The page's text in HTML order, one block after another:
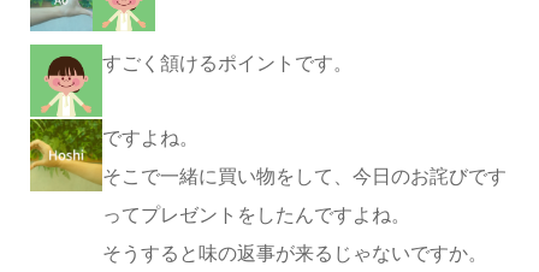
すごく頷けるポイントです。
ですよね。
そこで一緒に買い物をして、今日のお詫びです
ってプレゼントをしたんですよね。
そうすると味の返事が来るじゃないですか。